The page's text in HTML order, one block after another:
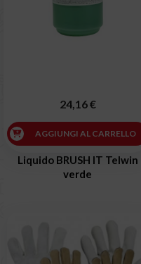
Liquido BRUSH IT Telwin
verde
24,16 €
AGGIUNGI AL CARRELLO